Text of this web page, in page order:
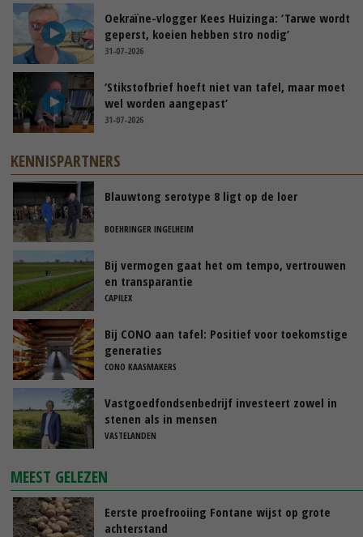
Oekraïne-vlogger Kees Huizinga: ‘Tarwe wordt
geperst, koeien hebben stro nodig’
31-07-2026
‘Stikstofbrief hoeft niet van tafel, maar moet
wel worden aangepast’
31-07-2026
KENNISPARTNERS
Blauwtong serotype 8 ligt op de loer
BOEHRINGER INGELHEIM
Bij vermogen gaat het om tempo, vertrouwen
en transparantie
CAPILEX
Bij CONO aan tafel: Positief voor toekomstige
generaties
CONO KAASMAKERS
Vastgoedfondsenbedrijf investeert zowel in
stenen als in mensen
VASTELANDEN
MEEST GELEZEN
Eerste proefrooiing Fontane wijst op grote
achterstand